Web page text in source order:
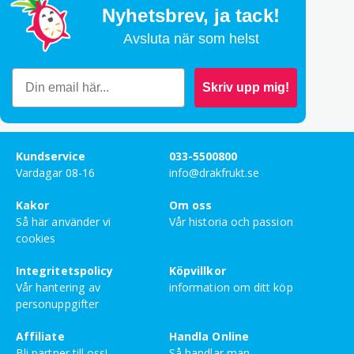
Nyhetsbrev, ja tack!
Avsluta när som helst
Skriv upp mig!
Kundservice
Vardagar 08-16
033-5500800
info@drakfrukt.se
Kakor
Så här använder vi
cookies
Om oss
Vår historia och passion
Integritetspolicy
Vår hantering av
personuppgifter
Köpvillkor
information om ditt köp
Affiliate
Handla Online